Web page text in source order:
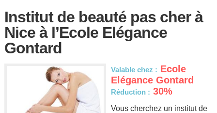
Institut de beauté pas cher à
Nice à l’Ecole Elégance
Gontard
Valable chez : Ecole
Elégance Gontard
Réduction : 30%
Vous cherchez un institut de